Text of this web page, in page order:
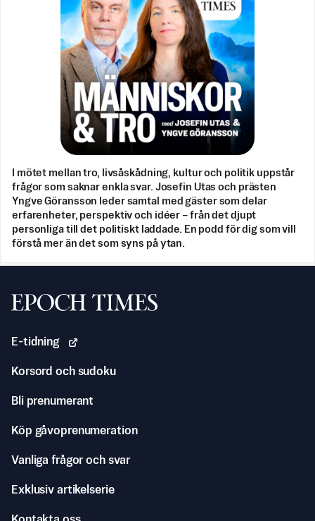
I mötet mellan tro, livsåskådning, kultur och politik uppstår
frågor som saknar enkla svar. Josefin Utas och prästen
Yngve Göransson leder samtal med gäster som delar
erfarenheter, perspektiv och idéer – från det djupt
personliga till det politiskt laddade. En podd för dig som vill
förstå mer än det som syns på ytan.
Svenska Epoch Times
E-tidning
Korsord och sudoku
Bli prenumerant
Köp gåvoprenumeration
Vanliga frågor och svar
Exklusiv artikelserie